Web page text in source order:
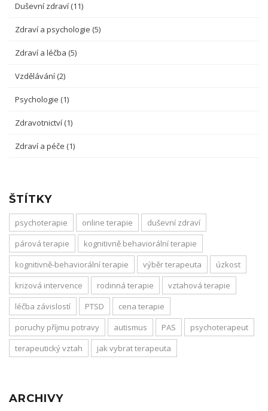
Duševní zdraví (11)
Zdraví a psychologie (5)
Zdraví a léčba (5)
Vzdělávání (2)
Psychologie (1)
Zdravotnictví (1)
Zdraví a péče (1)
ŠTÍTKY
psychoterapie online terapie
duševní zdraví
párová terapie
kognitivně behaviorální terapie
kognitivně-behaviorální terapie
výběr terapeuta
úzkost
krizová intervence
rodinná terapie
vztahová terapie
léčba závislostí
PTSD
cena terapie
poruchy příjmu potravy
autismus PAS
psychoterapeut
terapeutický vztah
jak vybrat terapeuta
ARCHIVY